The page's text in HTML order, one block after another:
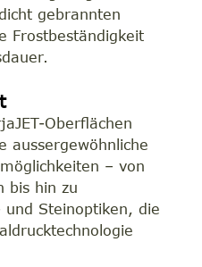
gebrannten
Frostbeständigkeit
Oberflächen
aussergewöhnliche
– von
bis hin zu
Steinoptiken, die